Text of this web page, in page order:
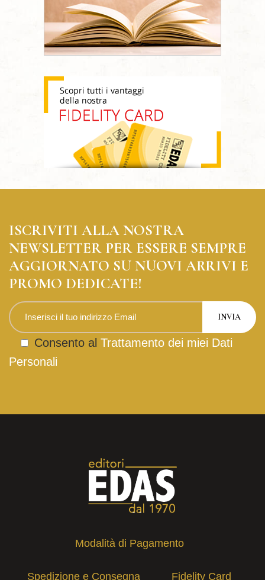
ISCRIVITI ALLA NOSTRA
NEWSLETTER PER ESSERE SEMPRE
AGGIORNATO SU NUOVI ARRIVI E
PROMO DEDICATE!
Consento al Trattamento dei miei Dati
Personali
Modalità di Pagamento
Spedizione e Consegna Fidelity Card